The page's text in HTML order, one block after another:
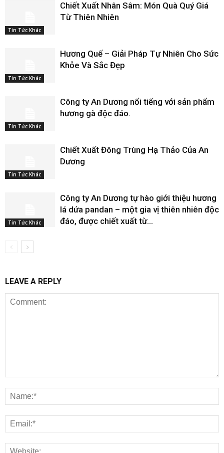
Tin Tức Khác
Chiết Xuất Nhân Sâm: Món Quà Quý Giá
Từ Thiên Nhiên
Tin Tức Khác
Hương Quế – Giải Pháp Tự Nhiên Cho Sức
Khỏe Và Sắc Đẹp
Tin Tức Khác
Công ty An Dương nổi tiếng với sản phẩm
hương gà độc đáo.
Tin Tức Khác
Chiết Xuất Đông Trùng Hạ Thảo Của An
Dương
Tin Tức Khác
Công ty An Dương tự hào giới thiệu hương
lá dứa pandan – một gia vị thiên nhiên độc
đáo, được chiết xuất từ...
LEAVE A REPLY